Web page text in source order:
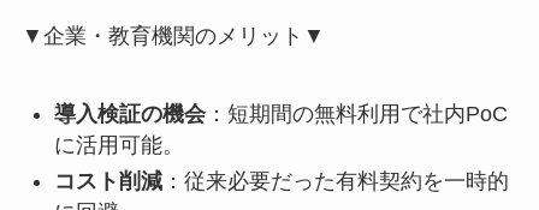
▼企業・教育機関のメリット▼
導入検証の機会：短期間の無料利用で社内PoC
に活用可能。
コスト削減：従来必要だった有料契約を一時的